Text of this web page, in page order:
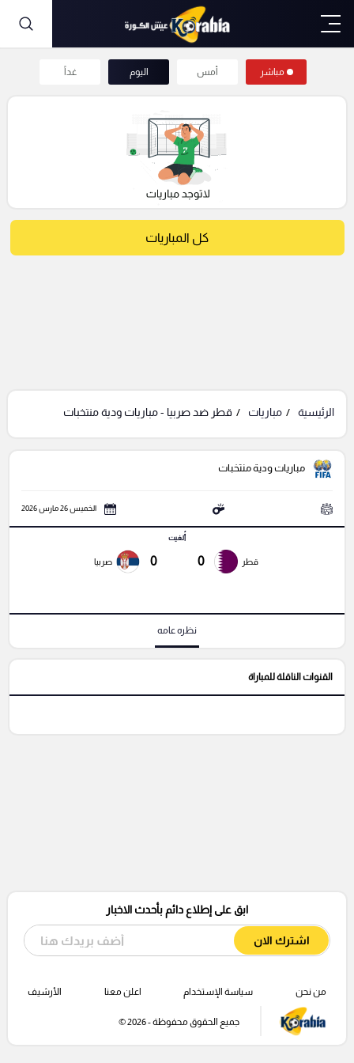
مباشر أمس اليوم غداً
كل المباريات
الرئيسية مباريات قطر ضد صربيا - مباريات ودية منتخبات
مباريات ودية منتخبات
الخميس 26 مارس 2026
قطر 0
أُلغيت
0 صربيا
نظره عامه
القنوات الناقلة للمباراة
ابق على إطلاع دائم بأحدث الاخبار
اشترك الان
من نحن سياسة الإستخدام اعلن معنا الأرشيف
جميع الحقوق محفوظة - 2026 ©